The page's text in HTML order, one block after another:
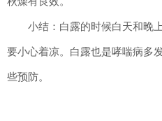
小结：白露的时候白天和晚上
要小心着凉。白露也是哮喘病多
些预防。